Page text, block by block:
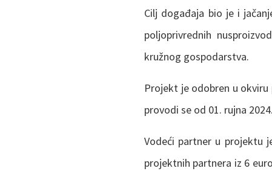
Cilj događaja bio je i
poljoprivrednih
kružnog gospodarstva.
Projekt je odobren u okviru
provodi se od 01. rujna
Vodeći partner u projektu
projektnih partnera iz 6